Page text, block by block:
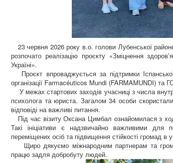
23 червня 2026 року в.о. голови Лубенської
розпочато реалізацію проєкту «Зміцнення
Україні».
Проєкт впроваджується за підтримки
організації Farmacéuticos Mundi (FARMAMUNDI) та
У межах стартових заходів учасниці з числа
психолога та юриста. Загалом 34 особи
відповіді на важливі питання.
Під час візиту Оксана Цимбал ознайомилася з
Такі ініціативи є надзвичайно важливими для
переміщених осіб та підвищення стійкості громад в
Щиро дякуємо міжнародним партнерам та
працю задля добробуту людей.